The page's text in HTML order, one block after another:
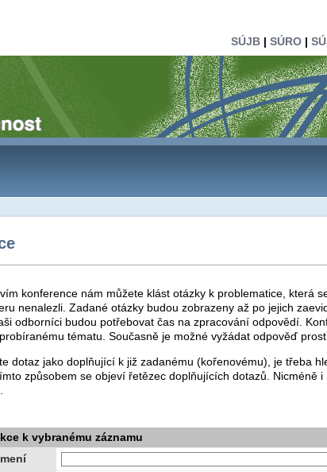
SÚJB| SÚRO|
konference nám můžete klást otázky k problematice, která
nenalezli. Zadané otázky budou zobrazeny až po jejich
odborníci budou potřebovat čas na zpracování odpovědí.
tématu. Současně je možné vyžádat odpověď
dotaz jako doplňující k již zadanému (kořenovému), je třeba
způsobem se objeví řetězec doplňujících dotazů. Nicméně
k vybranému záznamu